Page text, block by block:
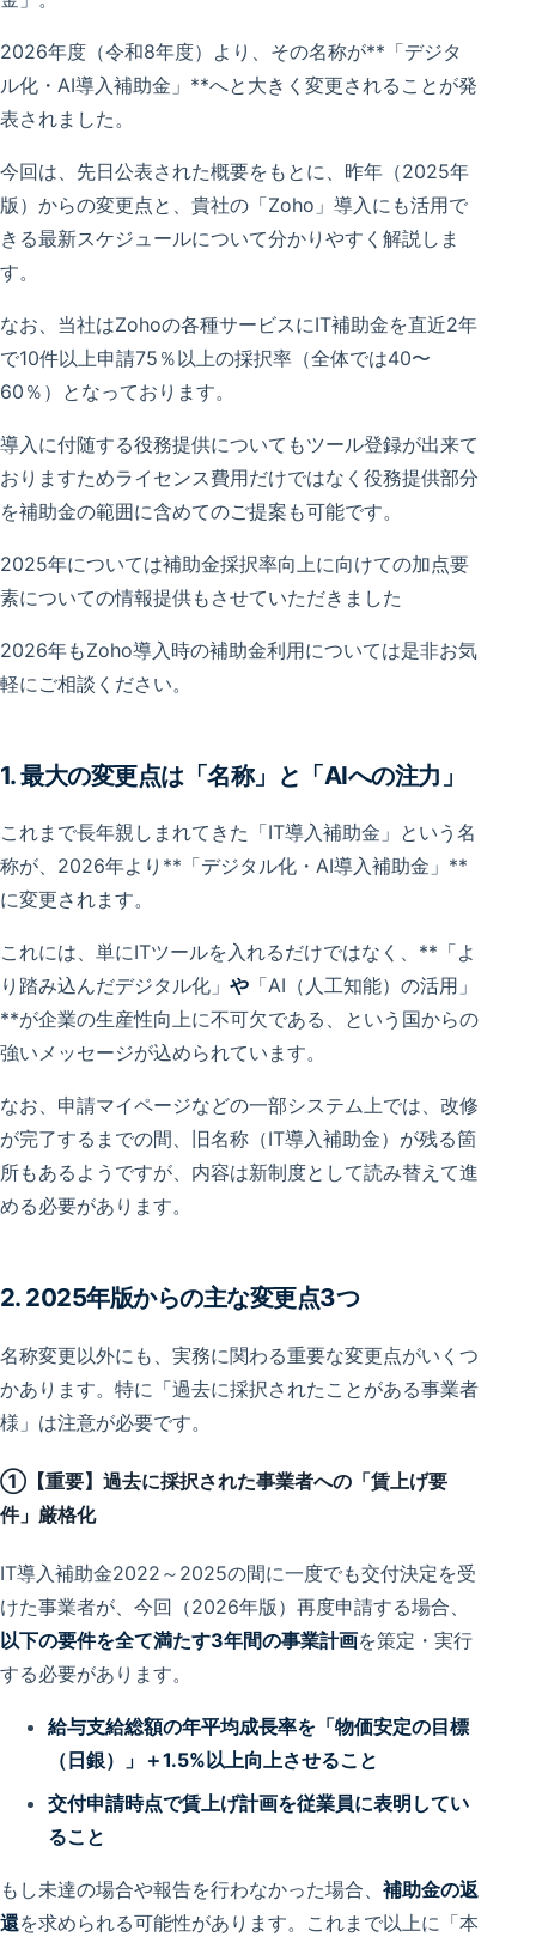
2026年度（令和8年度）より、その名称が**「デジタ
ル化・AI導入補助金」**へと大きく変更されることが発
表されました。
今回は、先日公表された概要をもとに、昨年（2025年
版）からの変更点と、貴社の「Zoho」導入にも活用で
きる最新スケジュールについて分かりやすく解説しま
す。
なお、当社はZohoの各種サービスにIT補助金を直近2年
で10件以上申請75％以上の採択率（全体では40〜
60％）となっております。
導入に付随する役務提供についてもツール登録が出来て
おりますためライセンス費用だけではなく役務提供部分
を補助金の範囲に含めてのご提案も可能です。
2025年については補助金採択率向上に向けての加点要
素についての情報提供もさせていただきました
2026年もZoho導入時の補助金利用については是非お気
軽にご相談ください。
1. 最大の変更点は「名称」と「AIへの注力」
これまで長年親しまれてきた「IT導入補助金」という名
称が、2026年より**「デジタル化・AI導入補助金」**
に変更されます。
これには、単にITツールを入れるだけではなく、**「よ
り踏み込んだデジタル化」 や 「AI（人工知能）の活用」
**が企業の生産性向上に不可欠である、という国からの
強いメッセージが込められています。
なお、申請マイページなどの一部システム上では、改修
が完了するまでの間、旧名称（IT導入補助金）が残る箇
所もあるようですが、内容は新制度として読み替えて進
める必要があります。
2. 2025年版からの主な変更点3つ
名称変更以外にも、実務に関わる重要な変更点がいくつ
かあります。特に「過去に採択されたことがある事業者
様」は注意が必要です。
①【重要】過去に採択された事業者への「賃上げ要
件」厳格化
IT導入補助金2022～2025の間に一度でも交付決定を受
けた事業者が、今回（2026年版）再度申請する場合、
以下の要件を全て満たす3年間の事業計画を策定・実行
する必要があります。
給与支給総額の年平均成長率を「物価安定の目標
（日銀）」＋1.5%以上向上させること
交付申請時点で賃上げ計画を従業員に表明してい
ること
もし未達の場合や報告を行わなかった場合、 補助金の返
還を求められる可能性があります。これまで以上に「本